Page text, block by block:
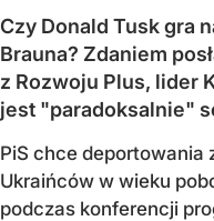
Czy Donald Tusk gra
Brauna? Zdaniem
z Rozwoju Plus, lider
jest "paradoksalnie"
PiS chce deportowania
Ukraińców w wieku
podczas konferencji